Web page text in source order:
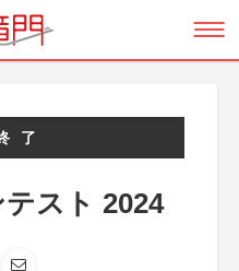
了
スト 2024